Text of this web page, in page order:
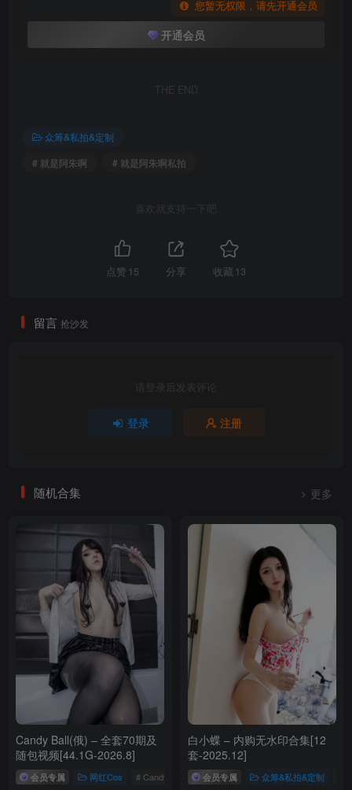
您暂无权限，请先开通会员
开通会员
THE END
众筹&私拍&定制
# 就是阿朱啊
# 就是阿朱啊私拍
喜欢就支持一下吧
点赞 15 分享 收藏 13
留言 抢沙发
请登录后发表评论
登录 注册
随机合集 更多
Candy Ball(俄) – 全套70期及
随包视频[44.1G-2026.8]
会员专属 网红Cos # Candy Ball
白小蝶 – 内购无水印合集[12
套-2025.12]
会员专属 众筹&私拍&定制